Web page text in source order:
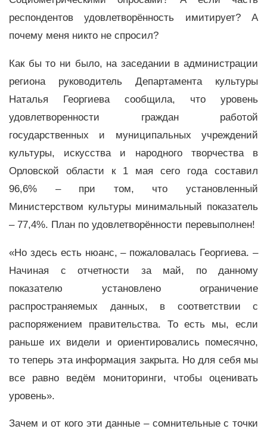
респондентов удовлетворённость имитирует? А
почему меня никто не спросил?
Как бы то ни было, на заседании в администрации
региона руководитель Департамента культуры
Наталья Георгиева сообщила, что уровень
удовлетворенности граждан работой
государственных и муниципальных учреждений
культуры, искусства и народного творчества в
Орловской области к 1 мая сего года составил
96,6% – при том, что установленный
Министерством культуры минимальный показатель
– 77,4%. План по удовлетворённости перевыполнен!
«Но здесь есть нюанс, – пожаловалась Георгиева. –
Начиная с отчетности за май, по данному
показателю установлено ограничение
распространяемых данных, в соответствии с
распоряжением правительства. То есть мы, если
раньше их видели и ориентировались помесячно,
то теперь эта информация закрыта. Но для себя мы
все равно ведём мониторинги, чтобы оценивать
уровень».
Зачем и от кого эти данные – сомнительные с точки